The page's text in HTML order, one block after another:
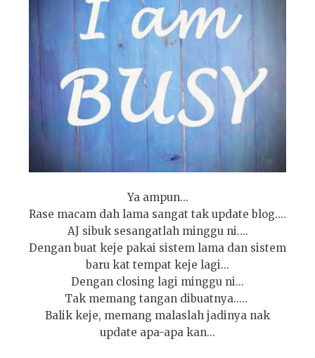
Ya ampun...
Rase macam dah lama sangat tak update blog....
AJ sibuk sesangatlah minggu ni....
Dengan buat keje pakai sistem lama dan sistem
baru kat tempat keje lagi...
Dengan closing lagi minggu ni...
Tak memang tangan dibuatnya.....
Balik keje, memang malaslah jadinya nak
update apa-apa kan...